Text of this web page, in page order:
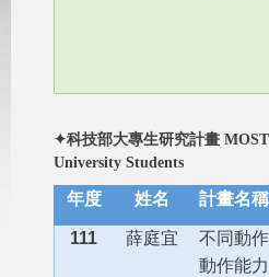
✦科技部大專生研究計畫
University Students
年度 姓名 計畫名稱
111 薛庭宜
不同動
動作能